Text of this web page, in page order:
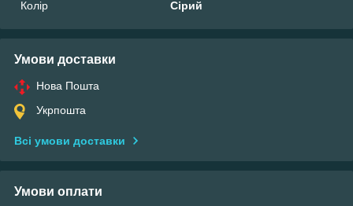
Колір
Сірий
Умови доставки
Нова Пошта
Укрпошта
Всі умови доставки
Умови оплати